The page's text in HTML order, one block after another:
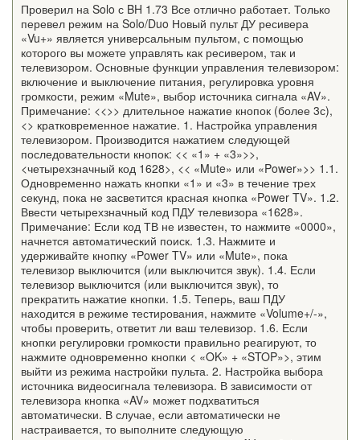
Проверил на Solo с BH 1.73 Все отлично работает. Только
перевел режим на Solo/Duo Новый пульт ДУ ресивера
«Vu+» является универсальным пультом, с помощью
которого вы можете управлять как ресивером, так и
телевизором. Основные функции управления телевизором:
включение и выключение питания, регулировка уровня
громкости, режим «Mute», выбор источника сигнала «AV».
Примечание: <<>> длительное нажатие кнопок (более 3с),
<> кратковременное нажатие. 1. Настройка управления
телевизором. Производится нажатием следующей
последовательности кнопок: << «1» + «3»>>,
<четырехзначный код 1628>, << «Mute» или «Power»>> 1.1.
Одновременно нажать кнопки «1» и «3» в течение трех
секунд, пока не засветится красная кнопка «Power TV». 1.2.
Ввести четырехзначный код ПДУ телевизора «1628».
Примечание: Если код ТВ не известен, то нажмите «0000»,
начнется автоматический поиск. 1.3. Нажмите и
удерживайте кнопку «Power TV» или «Mute», пока
телевизор выключится (или выключится звук). 1.4. Если
телевизор выключится (или выключится звук), то
прекратить нажатие кнопки. 1.5. Теперь, ваш ПДУ
находится в режиме тестирования, нажмите «Volume+/-»,
чтобы проверить, ответит ли ваш телевизор. 1.6. Если
кнопки регулировки громкости правильно реагируют, то
нажмите одновременно кнопки < «OK» + «STOP»>, этим
выйти из режима настройки пульта. 2. Настройка выбора
источника видеосигнала телевизора. В зависимости от
телевизора кнопка «AV» может подхватиться
автоматически. В случае, если автоматически не
настраивается, то выполните следующую